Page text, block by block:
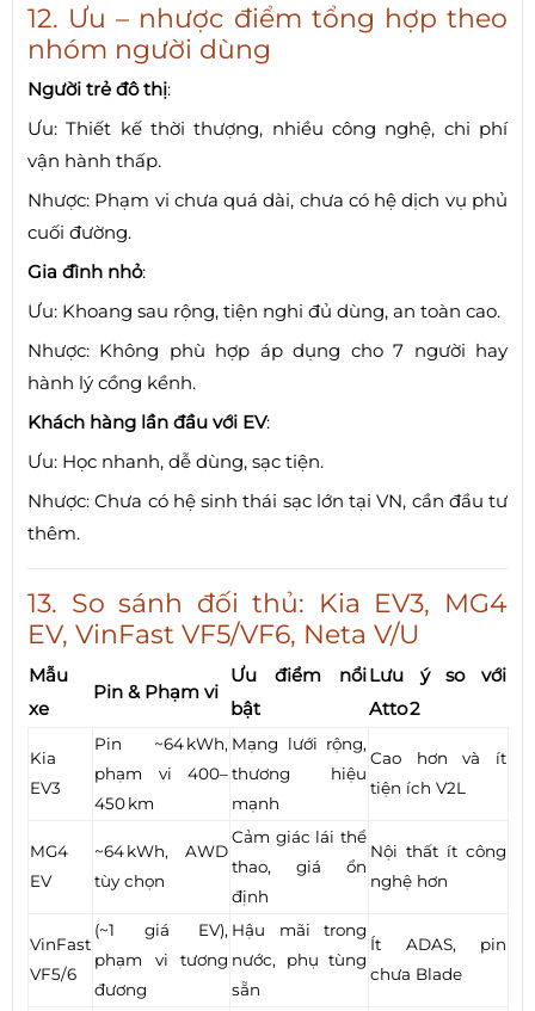
12. Ưu – nhược điểm tổng hợp theo
nhóm người dùng
Người trẻ đô thị:
Ưu: Thiết kế thời thượng, nhiều công nghệ, chi phí
vận hành thấp.
Nhược: Phạm vi chưa quá dài, chưa có hệ dịch vụ phủ
cuối đường.
Gia đình nhỏ:
Ưu: Khoang sau rộng, tiện nghi đủ dùng, an toàn cao.
Nhược: Không phù hợp áp dụng cho 7 người hay
hành lý cồng kềnh.
Khách hàng lần đầu với EV:
Ưu: Học nhanh, dễ dùng, sạc tiện.
Nhược: Chưa có hệ sinh thái sạc lớn tại VN, cần đầu tư
thêm.
13. So sánh đối thủ: Kia EV3, MG4
EV, VinFast VF5/VF6, Neta V/U
Mẫu
xe
Pin & Phạm vi
Ưu điểm nổi
bật
Lưu ý so với
Atto 2
Kia
EV3
Pin ~64 kWh,
phạm vi 400–
450 km
Mạng lưới rộng,
thương hiệu
mạnh
Cao hơn và ít
tiện ích V2L
MG4
EV
~64 kWh, AWD
tùy chọn
Cảm giác lái thể
thao, giá ổn
định
Nội thất ít công
nghệ hơn
VinFast
VF5/6
(~1 giá EV),
phạm vi tương
đương
Hậu mãi trong
nước, phụ tùng
sẵn
Ít ADAS, pin
chưa Blade